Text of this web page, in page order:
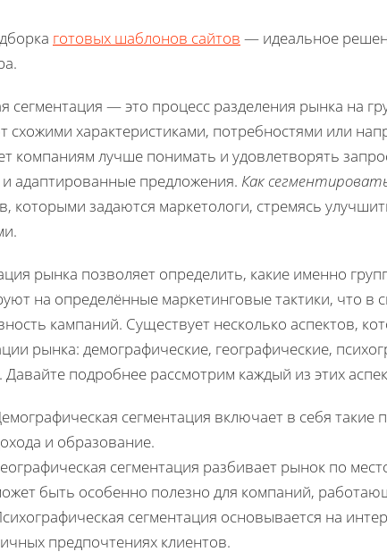
готовых шаблонов сайтов — идеальное
сегментация — это процесс разделения рынка на
схожими характеристиками, потребностями или
компаниям лучше понимать и удовлетворять
адаптированные предложения. Как
которыми задаются маркетологи, стремясь
рынка позволяет определить, какие именно
на определённые маркетинговые тактики, что
кампаний. Существует несколько аспектов,
рынка: демографические, географические,
Давайте подробнее рассмотрим каждый из этих
сегментация включает в себя такие
и образование.
сегментация разбивает рынок по
быть особенно полезно для компаний,
сегментация основывается на
предпочтениях клиентов.